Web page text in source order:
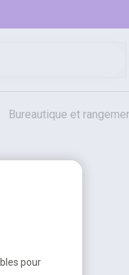
bureautique et
pour